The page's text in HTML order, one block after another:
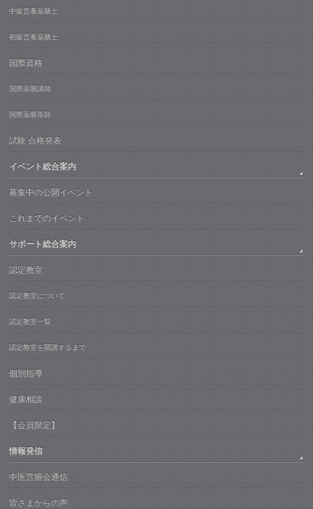
中級営養薬膳士
初級営養薬膳士
国際資格
国際薬膳講師
国際薬膳茶師
試験 合格発表
イベント総合案内
募集中の公開イベント
これまでのイベント
サポート総合案内
認定教室
認定教室について
認定教室一覧
認定教室を開講するまで
個別指導
健康相談
【会員限定】
情報発信
中医営膳会通信
皆さまからの声